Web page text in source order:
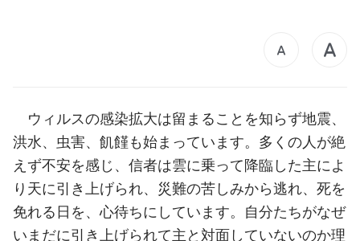
ウィルスの感染拡大は留まることを知らず地震、
洪水、虫害、飢饉も始まっています。多くの人が絶
えず不安を感じ、信者は雲に乗って降臨した主によ
り天に引き上げられ、災難の苦しみから逃れ、死を
免れる日を、心待ちにしています。自分たちがなぜ
いまだに引き上げられて主と対面していないのか理